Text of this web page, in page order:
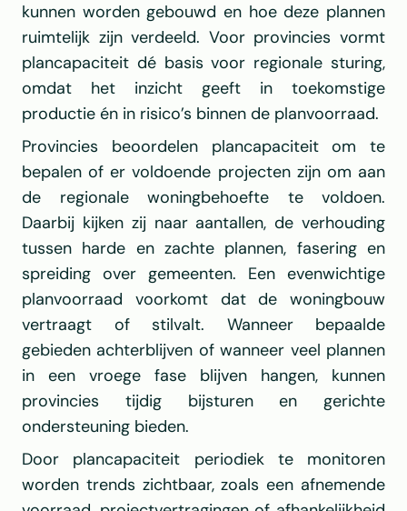
kunnen worden gebouwd en hoe deze plannen
ruimtelijk zijn verdeeld. Voor provincies vormt
plancapaciteit dé basis voor regionale sturing,
omdat het inzicht geeft in toekomstige
productie én in risico’s binnen de planvoorraad.
Provincies beoordelen plancapaciteit om te
bepalen of er voldoende projecten zijn om aan
de regionale woningbehoefte te voldoen.
Daarbij kijken zij naar aantallen, de verhouding
tussen harde en zachte plannen, fasering en
spreiding over gemeenten. Een evenwichtige
planvoorraad voorkomt dat de woningbouw
vertraagt of stilvalt. Wanneer bepaalde
gebieden achterblijven of wanneer veel plannen
in een vroege fase blijven hangen, kunnen
provincies tijdig bijsturen en gerichte
ondersteuning bieden.
Door plancapaciteit periodiek te monitoren
worden trends zichtbaar, zoals een afnemende